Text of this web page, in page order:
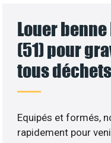
Louer
(51) pour
tous déchets
Equipés et formés,
rapidement pour